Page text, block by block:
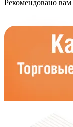
Рекомендовано вам